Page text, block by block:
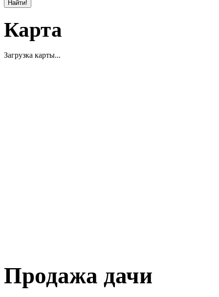
Карта
Загрузка карты...
Продажа дачи